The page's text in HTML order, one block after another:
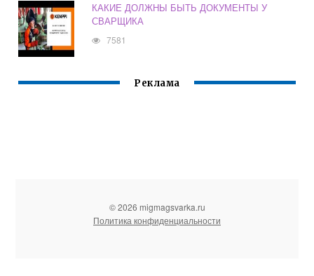
КАКИЕ ДОЛЖНЫ БЫТЬ ДОКУМЕНТЫ У
СВАРЩИКА
7581
Реклама
© 2026 migmagsvarka.ru
Политика конфиденциальности